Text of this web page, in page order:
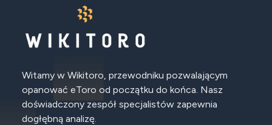
Witamy w Wikitoro, przewodniku pozwalającym
opanować eToro od początku do końca. Nasz
doświadczony zespół specjalistów zapewnia
dogłębną analizę.